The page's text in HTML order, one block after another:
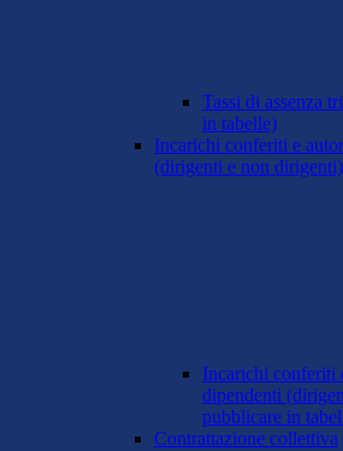
Tassi di assenza
in tabelle)
Incarichi conferiti e
(dirigenti e non dirigenti)
Incarichi conferiti
dipendenti
pubblicare in
Contrattazione collettiva